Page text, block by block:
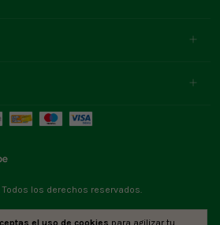
el uso de cookies para agilizar tu
los derechos reservados.